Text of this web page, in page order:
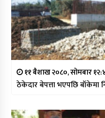
११ बैशाख २०८०, सोमबार
ठेकेदार बेपत्ता भएपछि बाँकेमा